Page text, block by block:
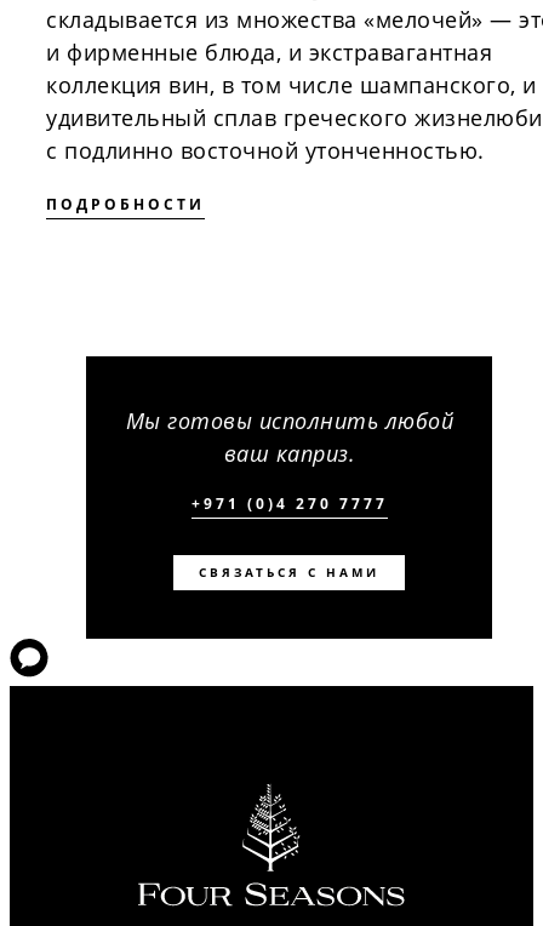
складывается из множества «мелочей» —
и фирменные блюда, и экстравагантная
коллекция вин, в том числе шампанского, и
удивительный сплав греческого
с подлинно восточной утонченностью.
ПОДРОБНОСТИ
Мы готовы исполнить любой
ваш каприз.
+971 (0)4 270 7777
СВЯЗАТЬСЯ С НАМИ